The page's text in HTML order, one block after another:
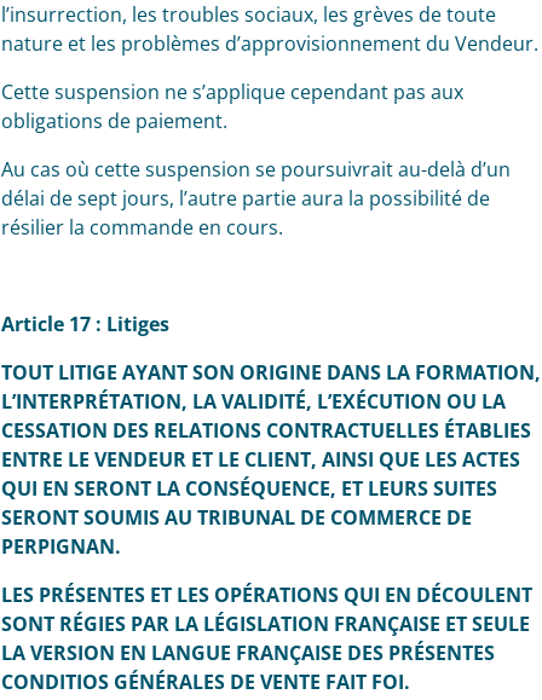
l’insurrection, les troubles sociaux, les grèves de toute
nature et les problèmes d’approvisionnement du Vendeur.
Cette suspension ne s’applique cependant pas aux
obligations de paiement.
Au cas où cette suspension se poursuivrait au-delà d’un
délai de sept jours, l’autre partie aura la possibilité de
résilier la commande en cours.
Article 17 : Litiges
TOUT LITIGE AYANT SON ORIGINE DANS LA FORMATION,
L’INTERPRÉTATION, LA VALIDITÉ, L’EXÉCUTION OU LA
CESSATION DES RELATIONS CONTRACTUELLES ÉTABLIES
ENTRE LE VENDEUR ET LE CLIENT, AINSI QUE LES ACTES
QUI EN SERONT LA CONSÉQUENCE, ET LEURSSUITES
SERONT SOUMIS AU TRIBUNAL DE COMMERCE DE
PERPIGNAN.
LES PRÉSENTES ET LES OPÉRATIONS QUI EN DÉCOULENT
SONT RÉGIES PAR LA LÉGISLATION FRANÇAISE ET SEULE
LA VERSION EN LANGUE FRANÇAISE DES PRÉSENTES
CONDITIOS GÉNÉRALES DE VENTE FAIT FOI.